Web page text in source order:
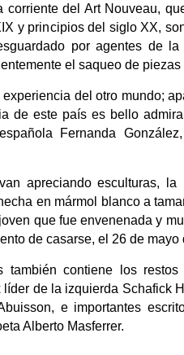
corriente del Art Nouveau,
y principios del siglo XX,
por agentes de
el saqueo de
del otro mundo;
de este país es bello
Fernanda
apreciando esculturas, la
en mármol blanco a
que fue envenenada y
de casarse, el 26 de mayo
también contiene los restos
de la izquierda Schafick
e importantes
Alberto Masferrer.